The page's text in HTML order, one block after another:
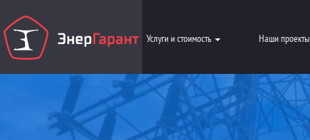
Услуги и стоимость Наши проекты